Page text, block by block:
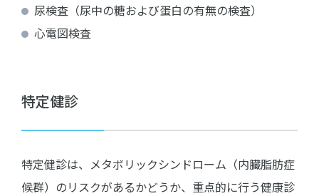
尿検査（尿中の糖および蛋白の有無の検査）
心電図検査
特定健診
特定健診は、メタボリックシンドローム（内臓脂肪症
候群）のリスクがあるかどうか、重点的に行う健康診